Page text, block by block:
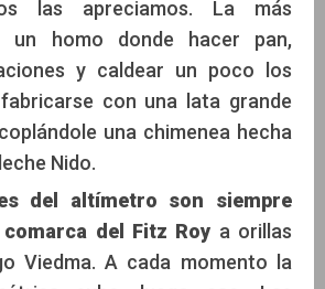
las apreciamos. La más
un homo donde hacer pan,
y caldear un poco los
con una lata grande
una chimenea hecha
Nido.
del altímetro son siempre
del Fitz Roy a orillas
Viedma. A cada momento la